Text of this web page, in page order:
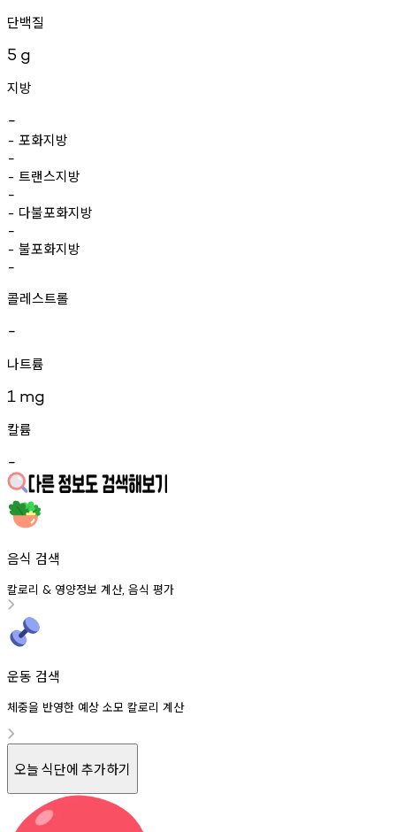
단백질
5 g
지방
-
- 포화지방
-
- 트랜스지방
-
- 다불포화지방
-
- 불포화지방
-
콜레스트롤
-
나트륨
1 mg
칼륨
-
음식 검색
칼로리 & 영양정보 계산, 음식 평가
운동 검색
체중을 반영한 예상 소모 칼로리 계산
오늘 식단에 추가하기